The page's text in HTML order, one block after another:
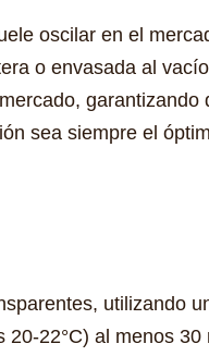
oscilar en el
o envasada al
garantizando
sea siempre el
utilizando
22°C) al menos